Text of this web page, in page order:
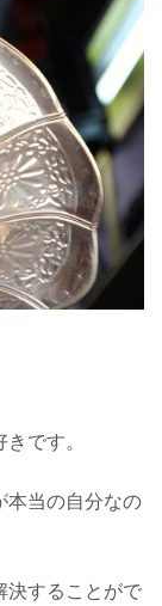
です。
本当の自分なの
決することがで